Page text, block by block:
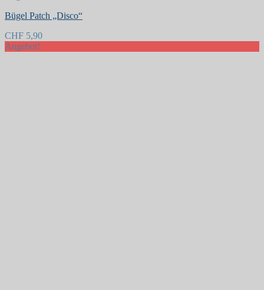
Bügel Patch „Disco“
CHF 5,90
Angebot!